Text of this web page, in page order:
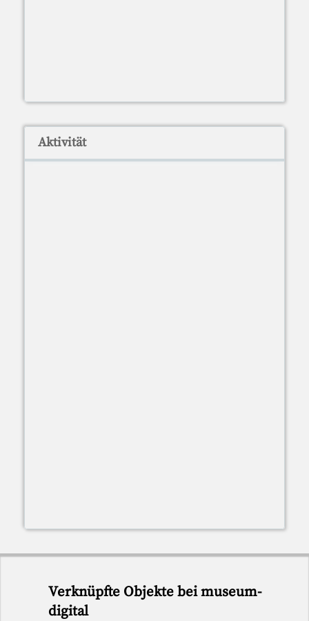
Aktivität
Verknüpfte Objekte bei museum-
digital